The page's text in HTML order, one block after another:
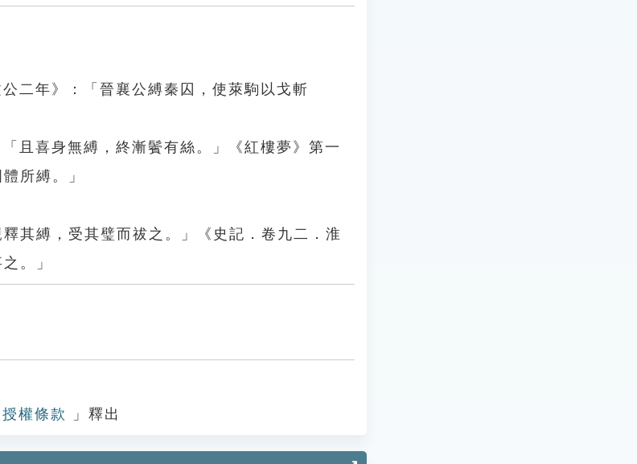
二年》：「晉襄公縛秦囚，使萊駒以戈斬
且喜身無縛，終漸鬢有絲。」《紅樓夢》第一
所縛。」
其縛，受其璧而祓之。」《史記．卷九二．淮
。」
權條款 」釋出